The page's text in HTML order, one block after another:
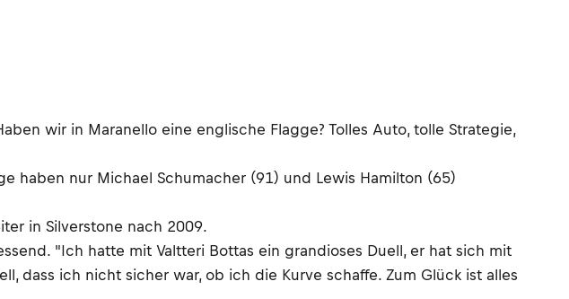
wir in Maranello eine englische Flagge? Tolles Auto, tolle Strategie,
haben nur Michael Schumacher (91) und Lewis Hamilton (65)
in Silverstone nach 2009.
"Ich hatte mit Valtteri Bottas ein grandioses Duell, er hat sich mit
dass ich nicht sicher war, ob ich die Kurve schaffe. Zum Glück ist alles